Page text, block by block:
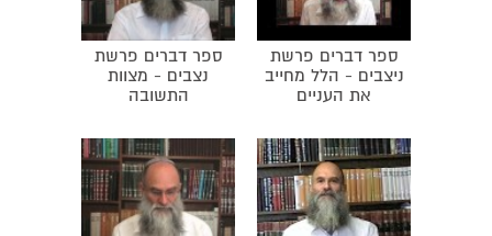
ספר דברים פרשת
ניצבים - הלל מחייב
את העניים
ספר דברים פרשת
נצבים - מצוות
התשובה